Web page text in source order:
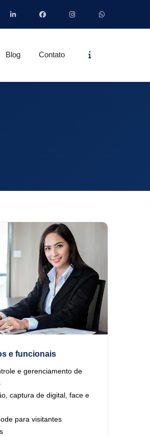
Blog Contato
e funcionais
e gerenciamento de
captura de digital, face e
para visitantes